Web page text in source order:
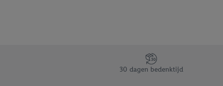
30 dagen bedenktijd